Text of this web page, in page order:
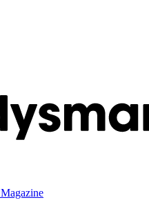
Magazine